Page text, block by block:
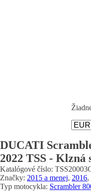
DUCATI
2022 TSS - Klzná
Katalógové číslo:
Značky: 2015 a menej, 2016,
Typ motocykla: Scrambler